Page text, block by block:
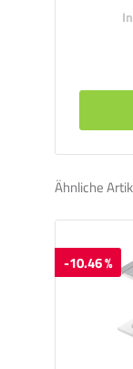
Ähnliche
-10.46 %